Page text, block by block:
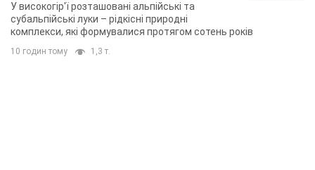
У високогір'ї розташовані альпійські та
субальпійські луки – рідкісні природні
комплекси, які формувалися протягом сотень років
10 годин тому 1,3 т.